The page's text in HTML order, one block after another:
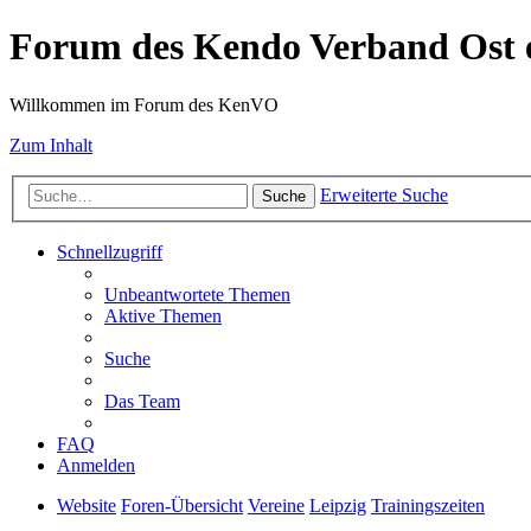
Forum des Kendo Verband Ost
Willkommen im Forum des KenVO
Zum Inhalt
Suche Erweiterte Suche
Schnellzugriff
Unbeantwortete Themen
Aktive Themen
Suche
Das Team
FAQ
Anmelden
Website Foren-Übersicht Vereine Leipzig Trainingszeiten